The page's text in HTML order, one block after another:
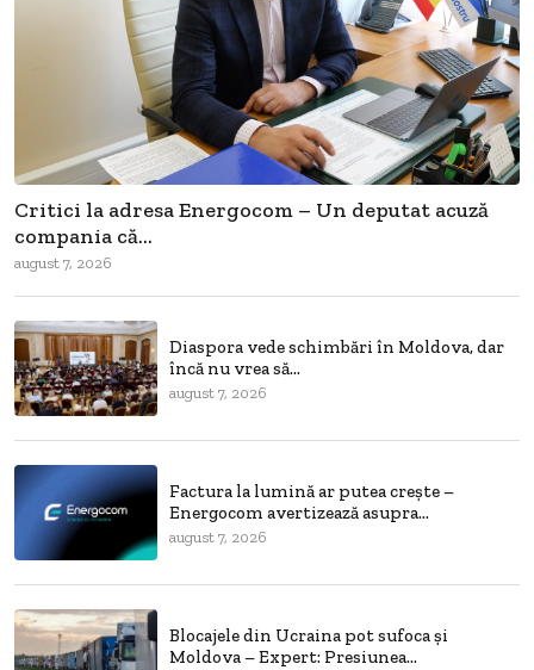
Critici la adresa Energocom – Un deputat acuză
compania că...
august 7, 2026
Diaspora vede schimbări în Moldova, dar
încă nu vrea să...
august 7, 2026
Factura la lumină ar putea crește –
Energocom avertizează asupra...
august 7, 2026
Blocajele din Ucraina pot sufoca și
Moldova – Expert: Presiunea...